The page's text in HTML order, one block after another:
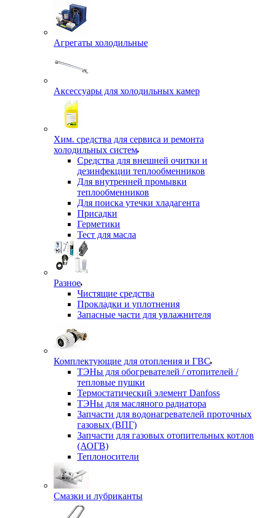
Агрегаты холодильные
Аксессуары для холодильных камер
Хим. средства для сервиса и ремонта
холодильных систем
Средства для внешней очитки и
дезинфекции теплообменников
Для внутренней промывки
теплообменников
Для поиска утечки хладагента
Присадки
Герметики
Тест для масла
Разное
Чистящие средства
Прокладки и уплотнения
Запасные части для увлажнителя
Комплектующие для отопления и ГВС
ТЭНы для обогревателей / отопителей /
тепловые пушки
Термостатический элемент Danfoss
ТЭНы для масляного радиатора
Запчасти для водонагревателей проточных
газовых (ВПГ)
Запчасти для газовых отопительных котлов
(АОГВ)
Теплоносители
Смазки и лубриканты